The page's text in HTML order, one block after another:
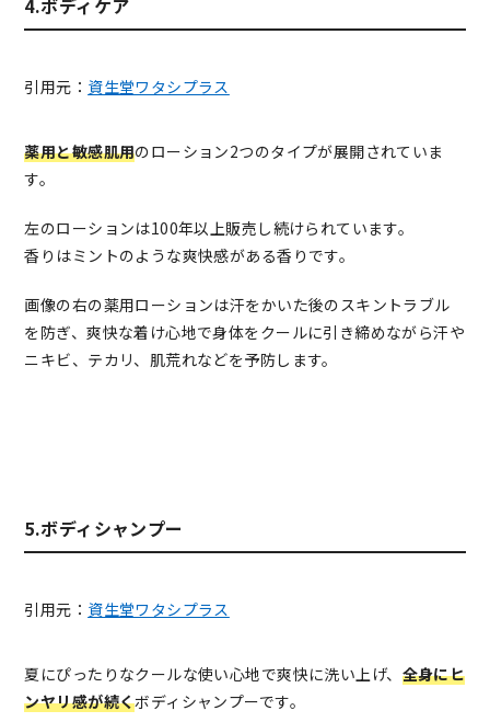
4.ボディケア
引用元： 資生堂ワタシプラス
薬用と敏感肌用のローション2つのタイプが展開されていま
す。
左のローションは100年以上販売し続けられています。
香りはミントのような爽快感がある香りです。
画像の右の薬用ローションは汗をかいた後のスキントラブル
を防ぎ、爽快な着け心地で身体をクールに引き締めながら汗や
ニキビ、テカリ、肌荒れなどを予防します。
5.ボディシャンプー
引用元： 資生堂ワタシプラス
夏にぴったりなクールな使い心地で爽快に洗い上げ、 全身にヒ
ンヤリ感が続くボディシャンプーです。